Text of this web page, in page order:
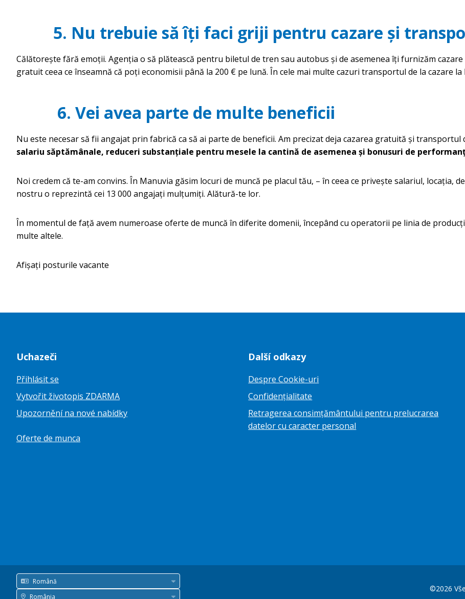
5. Nu trebuie să îți faci griji pentru cazare și
Călătorește fără emoții. Agenția o să plătească pentru biletul de tren sau autobus și de asemenea îți furnizăm
gratuit ceea ce înseamnă că poți economisii până la 200 € pe lună. În cele mai multe cazuri transportul de la cazare
6. Vei avea parte de multe beneficii
Nu este necesar să fii angajat prin fabrică ca să ai parte de beneficii. Am precizat deja cazarea gratuită și transportul
salariu săptămânale, reduceri substanțiale pentru mesele la cantină de asemenea și bonusuri de
Noi credem că te-am convins. În Manuvia găsim locuri de muncă pe placul tău, – în ceea ce privește salariul, locația,
nostru o reprezintă cei 13 000 angajați mulțumiți. Alătură-te lor.
În momentul de față avem numeroase oferte de muncă în diferite domenii, începând cu operatorii pe linia de
multe altele.
Afișați posturile vacante
Uchazeči
Přihlásit se
Vytvořit životopis ZDARMA
Upozornění na nové nabídky
Oferte de munca
Další odkazy
Despre Cookie-uri
Confidențialitate
Retragerea consimțământului pentru prelucrarea
datelor cu caracter personal
Română
Jazyk
România
©2026